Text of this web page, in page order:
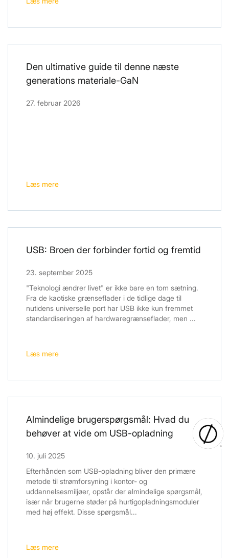
Den ultimative guide til denne næste
generations materiale-GaN
27. februar 2026
Læs mere
USB: Broen der forbinder fortid og fremtid
23. september 2025
"Teknologi ændrer livet" er ikke bare en tom sætning.
Fra de kaotiske grænseflader i de tidlige dage til
nutidens universelle port har USB ikke kun fremmet
standardiseringen af ​​hardwaregrænseflader, men ...
Læs mere
Almindelige brugerspørgsmål: Hvad du
behøver at vide om USB-opladning
10. juli 2025
Efterhånden som USB-opladning bliver den primære
metode til strømforsyning i kontor- og
uddannelsesmiljøer, opstår der almindelige spørgsmål,
især når brugerne støder på hurtigopladningsmoduler
med høj effekt. Disse spørgsmål...
Læs mere